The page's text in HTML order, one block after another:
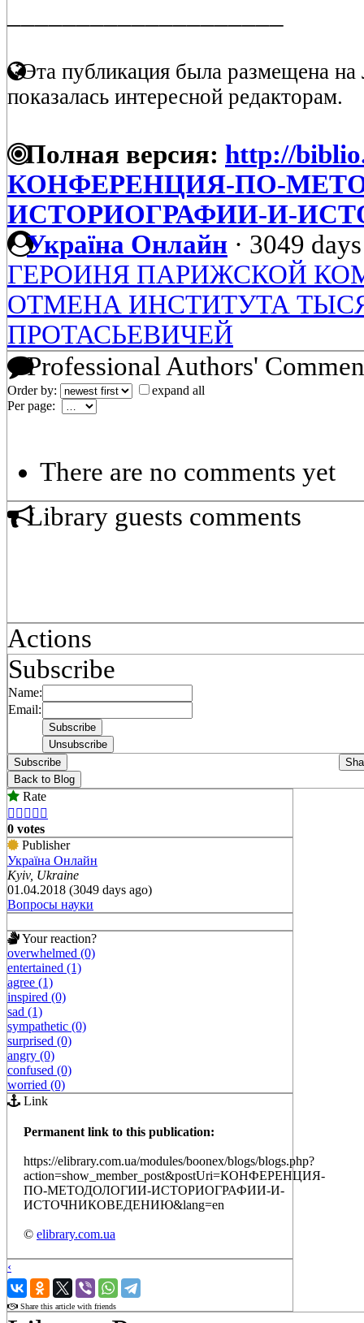
Эта публикация была размещена на
показалась интересной редакторам.
Полная версия: http://
КОНФЕРЕНЦИЯ-ПО-
ИСТОРИОГРАФИИ-И-
Україна Онлайн · 3049
ГЕРОИНЯ ПАРИЖСКОЙ
ОТМЕНА ИНСТИТУТА
ПРОТАСЬЕВИЧЕЙ
Professional Authors'
Order by:
expand all
Per page:
There are no comments yet
Library guests comments
Actions
Subscribe
Name:
Email:
Subscribe
Back to Blog
Rate
    
0 votes
Publisher
Україна Онлайн
Kyiv, Ukraine
01.04.2018 (3049 days ago)
Вопросы науки
Your reaction?
overwhelmed (0)
entertained (1)
agree (1)
inspired (0)
sad (1)
sympathetic (0)
surprised (0)
angry (0)
confused (0)
worried (0)
Link
Permanent link to this publication:
https://elibrary.com.ua/modules/boonex/blogs/blogs.php?
action=show_member_post&postUri=КОНФЕРЕНЦИЯ-
ПО-МЕТОДОЛОГИИ-ИСТОРИОГРАФИИ-И-
ИСТОЧНИКОВЕДЕНИЮ&lang=en
© elibrary.com.ua
‹
›
Share this article with friends